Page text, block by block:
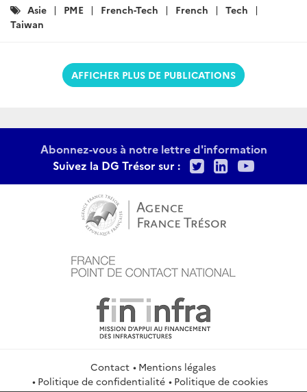
Catégories
:
Asie PME French-Tech French
Tech
Taiwan
AFFICHER PLUS DE PUBLICATIONS
Abonnez-vous à notre lettre d'information
Suivez la DG Trésor sur :
TwitterLinkedIn
Contact
Mentions légales
Politique de confidentialité
Politique de cookies